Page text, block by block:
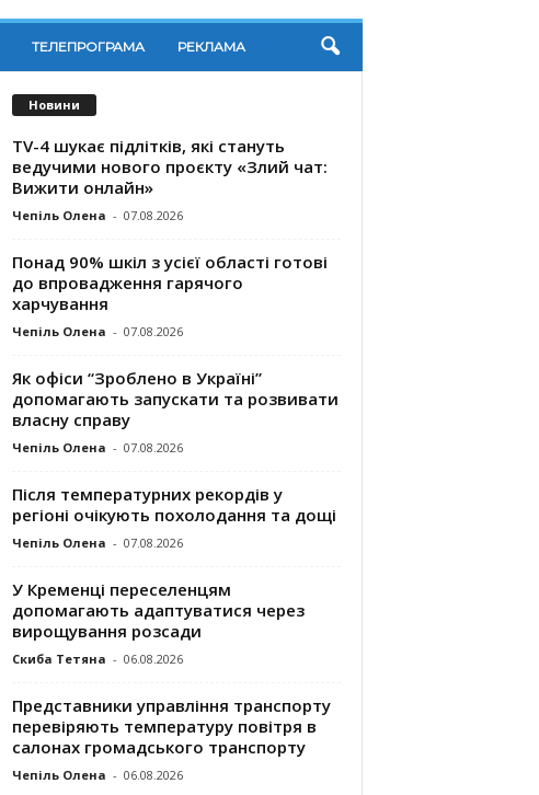
ТЕЛЕПРОГРАМА РЕКЛАМА
Новини
TV-4 шукає підлітків, які стануть
ведучими нового проєкту «Злий чат:
Вижити онлайн»
Чепіль Олена - 07.08.2026
Понад 90% шкіл з усієї області готові
до впровадження гарячого
харчування
Чепіль Олена - 07.08.2026
Як офіси “Зроблено в Україні”
допомагають запускaти та розвивати
власну справу
Чепіль Олена - 07.08.2026
Після температурних рекордів у
регіоні очікують похолодання та дощі
Чепіль Олена - 07.08.2026
У Кременці переселенцям
допомагають адаптуватися через
вирощування розсади
Скиба Тетяна - 06.08.2026
Представники управління транспорту
перевіряють температуру повітря в
салонах громадського транспорту
Чепіль Олена - 06.08.2026